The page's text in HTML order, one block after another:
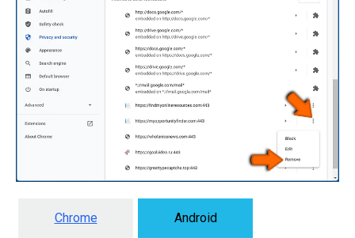
Chrome Android